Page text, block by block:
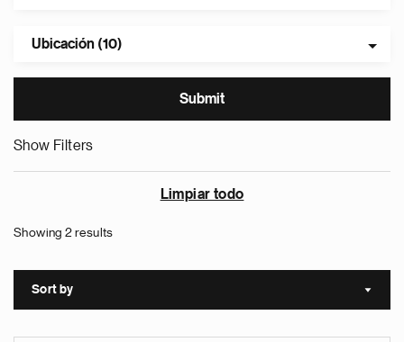
Ubicación (10)
Show Filters
Limpiar todo
Showing 2 results
Sort by Sort